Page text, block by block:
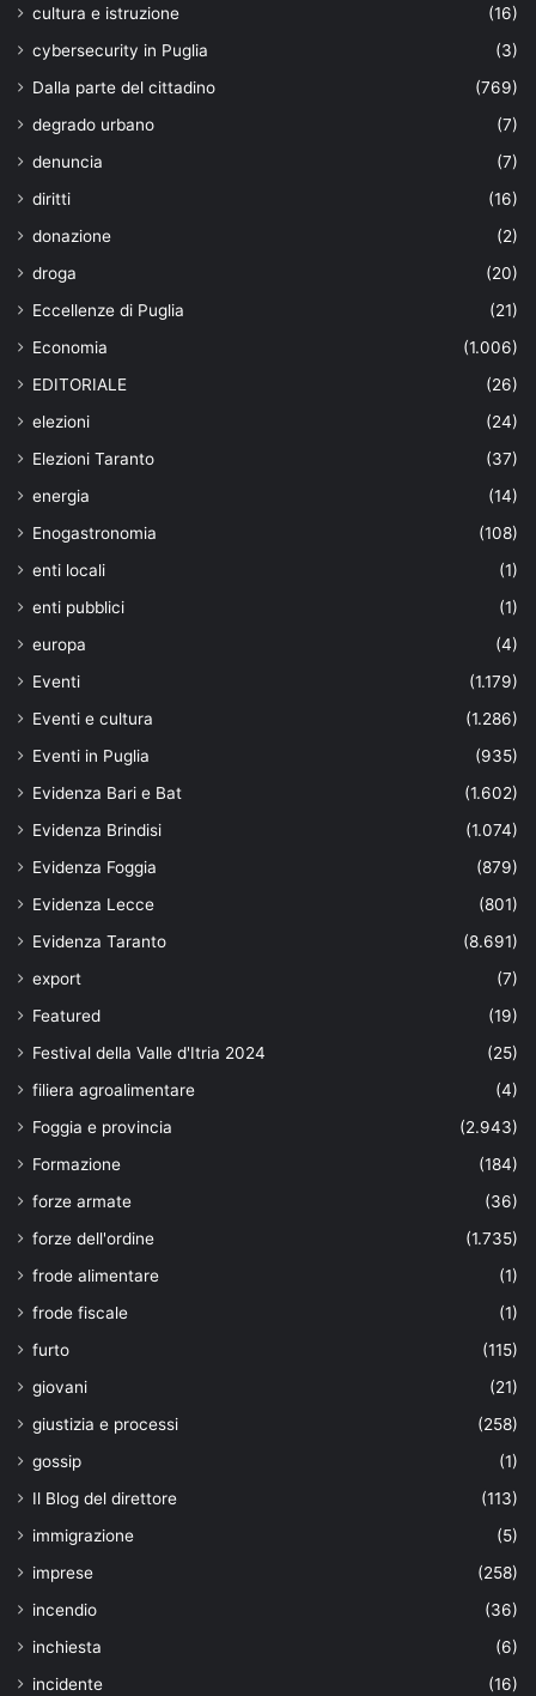
cultura e istruzione
(16)
cybersecurity in Puglia
(3)
Dalla parte del cittadino
(769)
degrado urbano
(7)
denuncia
(7)
diritti
(16)
donazione
(2)
droga
(20)
Eccellenze di Puglia
(21)
Economia
(1.006)
EDITORIALE
(26)
elezioni
(24)
Elezioni Taranto
(37)
energia
(14)
Enogastronomia
(108)
enti locali
(1)
enti pubblici
(1)
europa
(4)
Eventi
(1.179)
Eventi e cultura
(1.286)
Eventi in Puglia
(935)
Evidenza Bari e Bat
(1.602)
Evidenza Brindisi
(1.074)
Evidenza Foggia
(879)
Evidenza Lecce
(801)
Evidenza Taranto
(8.691)
export
(7)
Featured
(19)
Festival della Valle d'Itria 2024
(25)
filiera agroalimentare
(4)
Foggia e provincia
(2.943)
Formazione
(184)
forze armate
(36)
forze dell'ordine
(1.735)
frode alimentare
(1)
frode fiscale
(1)
furto
(115)
giovani
(21)
giustizia e processi
(258)
gossip
(1)
Il Blog del direttore
(113)
immigrazione
(5)
imprese
(258)
incendio
(36)
inchiesta
(6)
incidente
(16)